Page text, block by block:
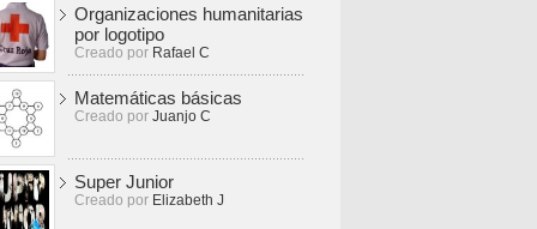
Organizaciones humanitarias
por logotipo
Creado por Rafael C
Matemáticas básicas
Creado por Juanjo C
Super Junior
Creado por Elizabeth J